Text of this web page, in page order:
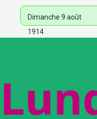
Dimanche 9 août
1914